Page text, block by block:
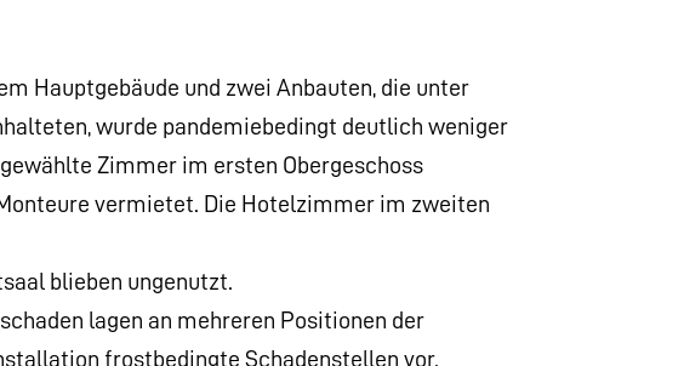
Hauptgebäude und zwei Anbauten, die unter
wurde pandemiebedingt deutlich weniger
Zimmer im ersten Obergeschoss
vermietet. Die Hotelzimmer im zweiten
blieben ungenutzt.
lagen an mehreren Positionen der
frostbedingte Schadenstellen vor.